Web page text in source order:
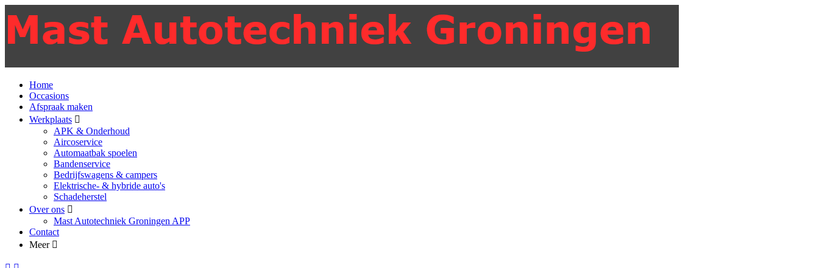
Home
Occasions
Afspraak maken
Werkplaats
APK & Onderhoud
Aircoservice
Automaatbak spoelen
Bandenservice
Bedrijfswagens & campers
Elektrische- & hybride auto's
Schadeherstel
Over ons
Mast Autotechniek Groningen APP
Contact
Meer